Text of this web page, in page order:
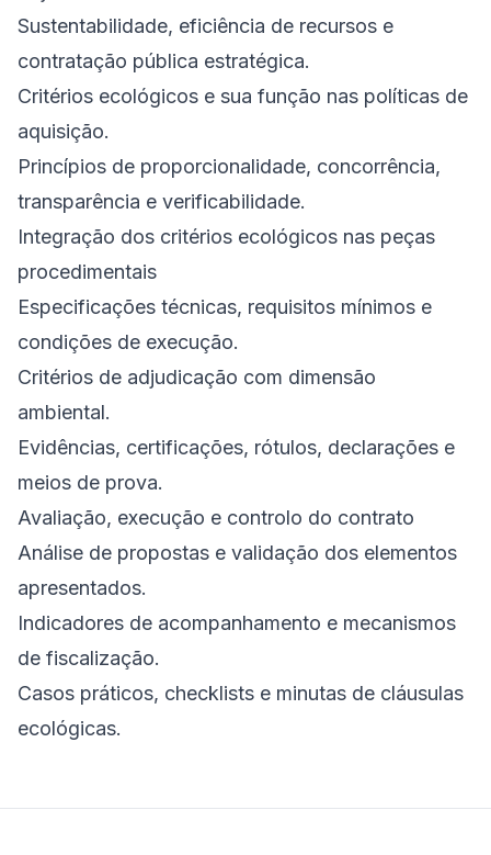
Sustentabilidade, eficiência de recursos e
contratação pública estratégica.
Critérios ecológicos e sua função nas políticas de
aquisição.
Princípios de proporcionalidade, concorrência,
transparência e verificabilidade.
Integração dos critérios ecológicos nas peças
procedimentais
Especificações técnicas, requisitos mínimos e
condições de execução.
Critérios de adjudicação com dimensão
ambiental.
Evidências, certificações, rótulos, declarações e
meios de prova.
Avaliação, execução e controlo do contrato
Análise de propostas e validação dos elementos
apresentados.
Indicadores de acompanhamento e mecanismos
de fiscalização.
Casos práticos, checklists e minutas de cláusulas
ecológicas.